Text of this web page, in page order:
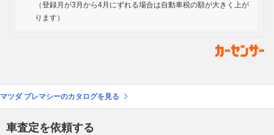
（登録月が3月から4月にずれる場合は自動車税の額が大きく上が
ります）
マツダ プレマシーのカタログを見る
車査定を依頼する